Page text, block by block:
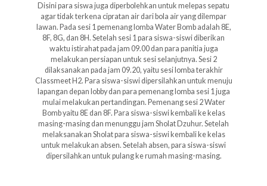
Disini para siswa juga diperbolehkan untuk melepas sepatu
agar tidak terkena cipratan air dari bola air yang dilempar
lawan. Pada sesi 1 pemenang lomba Water Bomb adalah 8E,
8F, 8G, dan 8H. Setelah sesi 1 para siswa-siswi diberikan
waktu istirahat pada jam 09.00 dan para panitia juga
melakukan persiapan untuk sesi selanjutnya. Sesi 2
dilaksanakan pada jam 09.20, yaitu sesi lomba terakhir
Classmeet H2. Para siswa-siswi dipersilahkan untuk menuju
lapangan depan lobby dan para pemenang lomba sesi 1 juga
mulai melakukan pertandingan. Pemenang sesi 2 Water
Bomb yaitu 8E dan 8F. Para siswa-siswi kembali ke kelas
masing-masing dan menunggu jam Sholat Dzuhur. Setelah
melaksanakan Sholat para siswa-siswi kembali ke kelas
untuk melakukan absen. Setelah absen, para siswa-siswi
dipersilahkan untuk pulang ke rumah masing-masing.